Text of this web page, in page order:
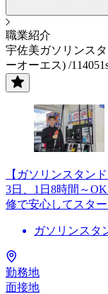
職業紹介
宇佐美ガソリンス
ーオーエス) /
【ガソリンスタン
3日、1日8時間～
修で安心してスタ
ガソリンスタ
勤務地
面接地